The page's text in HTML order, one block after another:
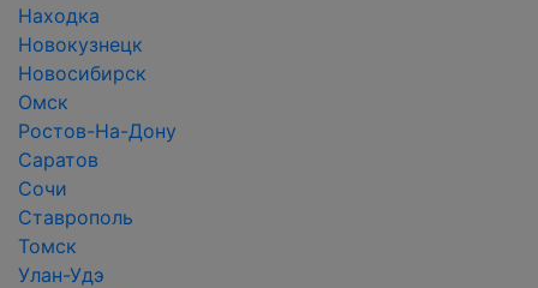
Находка
Новокузнецк
Новосибирск
Омск
Ростов-На-Дону
Саратов
Сочи
Ставрополь
Томск
Улан-Удэ